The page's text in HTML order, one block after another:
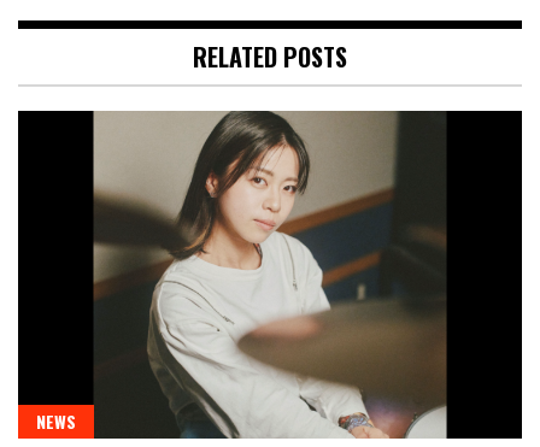
RELATED POSTS
NEWS